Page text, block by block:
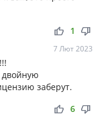
thumb_up thumb_down
1
7 Лют 2023
двойную
заберут.
thumb_up thumb_down
6